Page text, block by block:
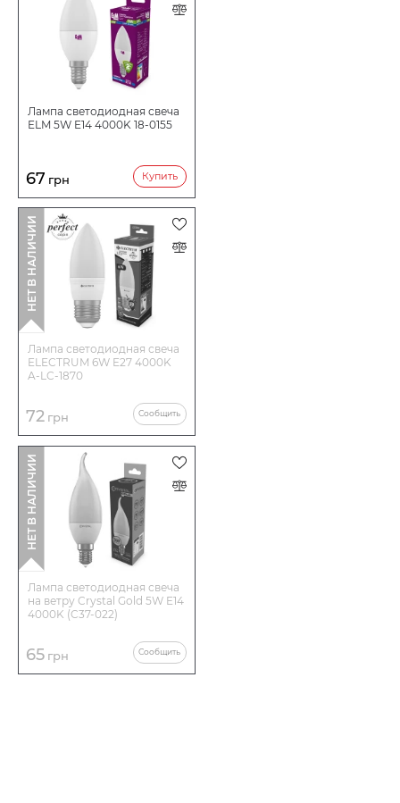
Лампа светодиодная свеча
ELM 5W E14 4000K 18-0155
67 грн Купить
Лампа светодиодная свеча
ELECTRUM 6W E27 4000K
A-LC-1870
72 грн Сообщить
НЕТ В НАЛИЧИИ
Лампа светодиодная свеча
на ветру Crystal Gold 5W E14
4000K (C37-022)
65 грн Сообщить
НЕТ В НАЛИЧИИ